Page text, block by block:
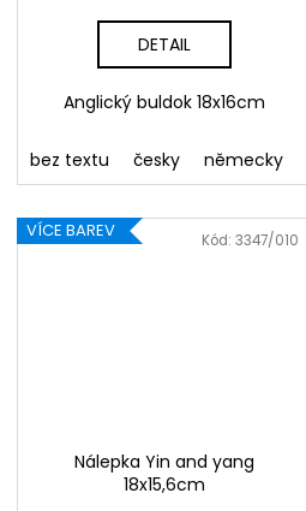
DETAIL
Anglický buldok 18x16cm
bez textu česky německy
VÍCE BAREV
Nálepka Yin and yang
18x15,6cm
Kód:3347/010